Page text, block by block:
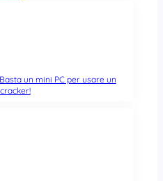
un mini PC per usare un